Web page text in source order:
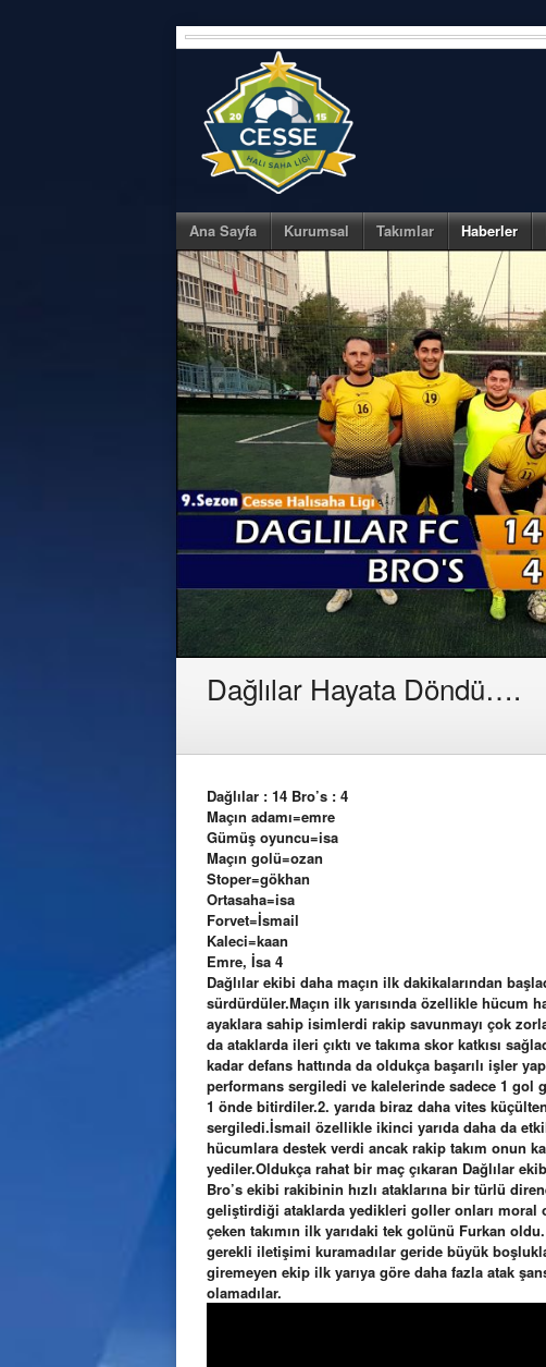
Skip
to
Ana Sayfa Kurumsal Takımlar Haberler
Dağlılar Hayata Döndü….
Dağlılar : 14 Bro’s : 4
Maçın adamı=emre
Gümüş oyuncu=isa
Maçın golü=ozan
Stoper=gökhan
Ortasaha=isa
Forvet=İsmail
Kaleci=kaan
Emre, İsa 4
Dağlılar ekibi daha maçın ilk dakikalarından
sürdürdüler.Maçın ilk yarısında özellikle hücum
ayaklara sahip isimlerdi rakip savunmayı çok
da ataklarda ileri çıktı ve takıma skor katkısı
kadar defans hattında da oldukça başarılı işler
performans sergiledi ve kalelerinde sadece 1 gol
1 önde bitirdiler.2. yarıda biraz daha vites
sergiledi.İsmail özellikle ikinci yarıda daha da
hücumlara destek verdi ancak rakip takım onun
yediler.Oldukça rahat bir maç çıkaran Dağlılar
Bro’s ekibi rakibinin hızlı ataklarına bir türlü
geliştirdiği ataklarda yedikleri goller onları moral
çeken takımın ilk yarıdaki tek golünü Furkan
gerekli iletişimi kuramadılar geride büyük
giremeyen ekip ilk yarıya göre daha fazla atak
olamadılar.